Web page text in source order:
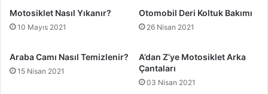
Motosiklet Nasıl Yıkanır?
10 Mayıs 2021
Otomobil Deri Koltuk Bakımı
26 Nisan 2021
Araba Camı Nasıl Temizlenir?
15 Nisan 2021
A’dan Z’ye Motosiklet Arka
Çantaları
03 Nisan 2021